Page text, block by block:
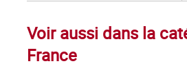
Voir aussi dans la
France